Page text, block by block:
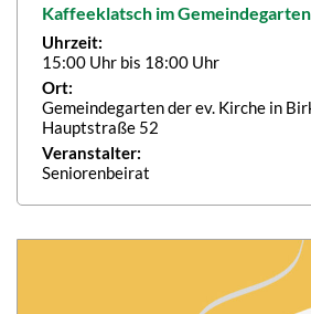
Kaffeeklatsch im Gemeindegarten
Uhrzeit:
15:00 Uhr bis 18:00 Uhr
Ort:
Gemeindegarten der ev. Kirche in
Hauptstraße 52
Veranstalter:
Seniorenbeirat